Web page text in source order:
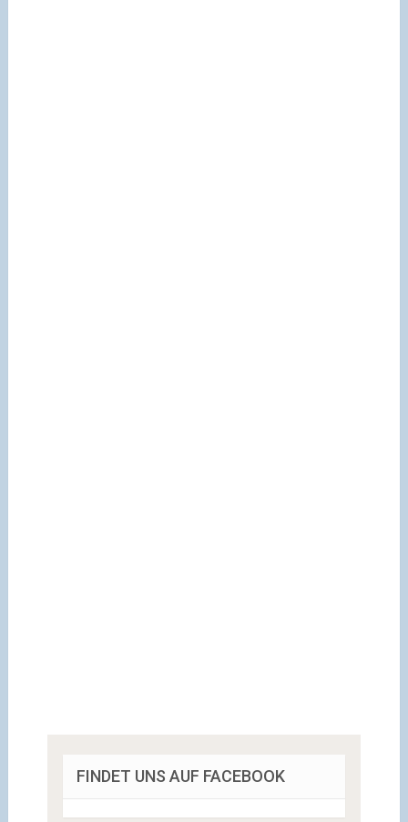
FINDET UNS AUF FACEBOOK